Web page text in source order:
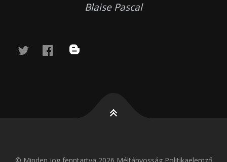
Blaise Pascal
twitterfacebook
blog